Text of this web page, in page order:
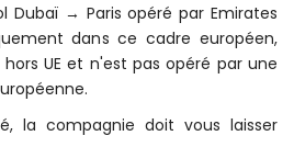
Dubaï → Paris opéré par Emirates
dans ce cadre européen,
UE et n'est pas opéré par une
la compagnie doit vous laisser